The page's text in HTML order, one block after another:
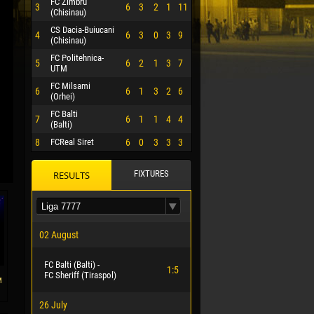
3
(Chisinau)
6 3 2 1 11
4
CS Dacia-Buiucani
(Chisinau)
6 3 0 3 9
5
FC Politehnica-
UTM
6 2 1 3 7
6
FC Milsami
(Orhei)
6 1 3 2 6
7
FC Balti
(Balti)
6 1 1 4 4
8 FCReal Siret 6 0 3 3 3
RESULTS FIXTURES
02 August
FC Balti (Balti) -
FC Sheriff (Tiraspol)
1:5
26 July